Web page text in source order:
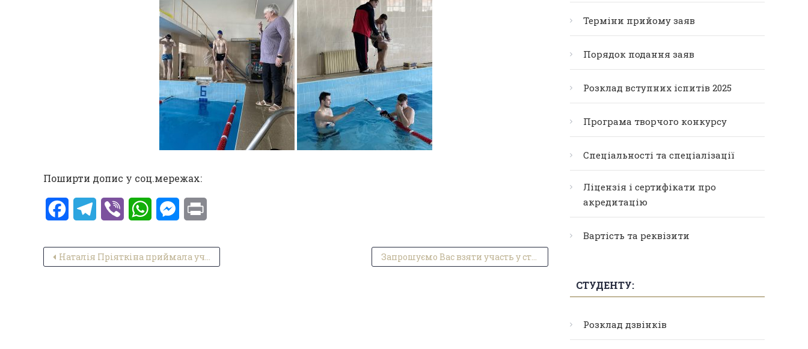
Поширти допис у соц.мережах:
FacebookTelegram
Viber WhatsAppMessenger
Навігація записів
Наталія Пріяткіна приймала участь у 34 зборах Західноукраїнського орнітологічного товариства Запрошуємо Вас взяти участь у студентській науковій конференції «Фізична культура і спорт, туризм і рекреація – здоров’я нації»
Терміни прийому заяв
Порядок подання заяв
Розклад вступних іспитів 2025
Програма творчого конкурсу
Спеціальності та спеціалізації
Ліцензія і сертифікати про
акредитацію
Вартість та реквізити
СТУДЕНТУ:
Розклад дзвінків